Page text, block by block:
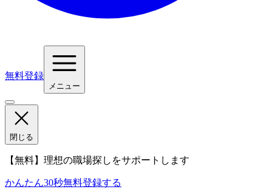
無料登録
メニュー
閉じる
【無料】理想の職場探しをサポートします
かんたん30秒無料登録する